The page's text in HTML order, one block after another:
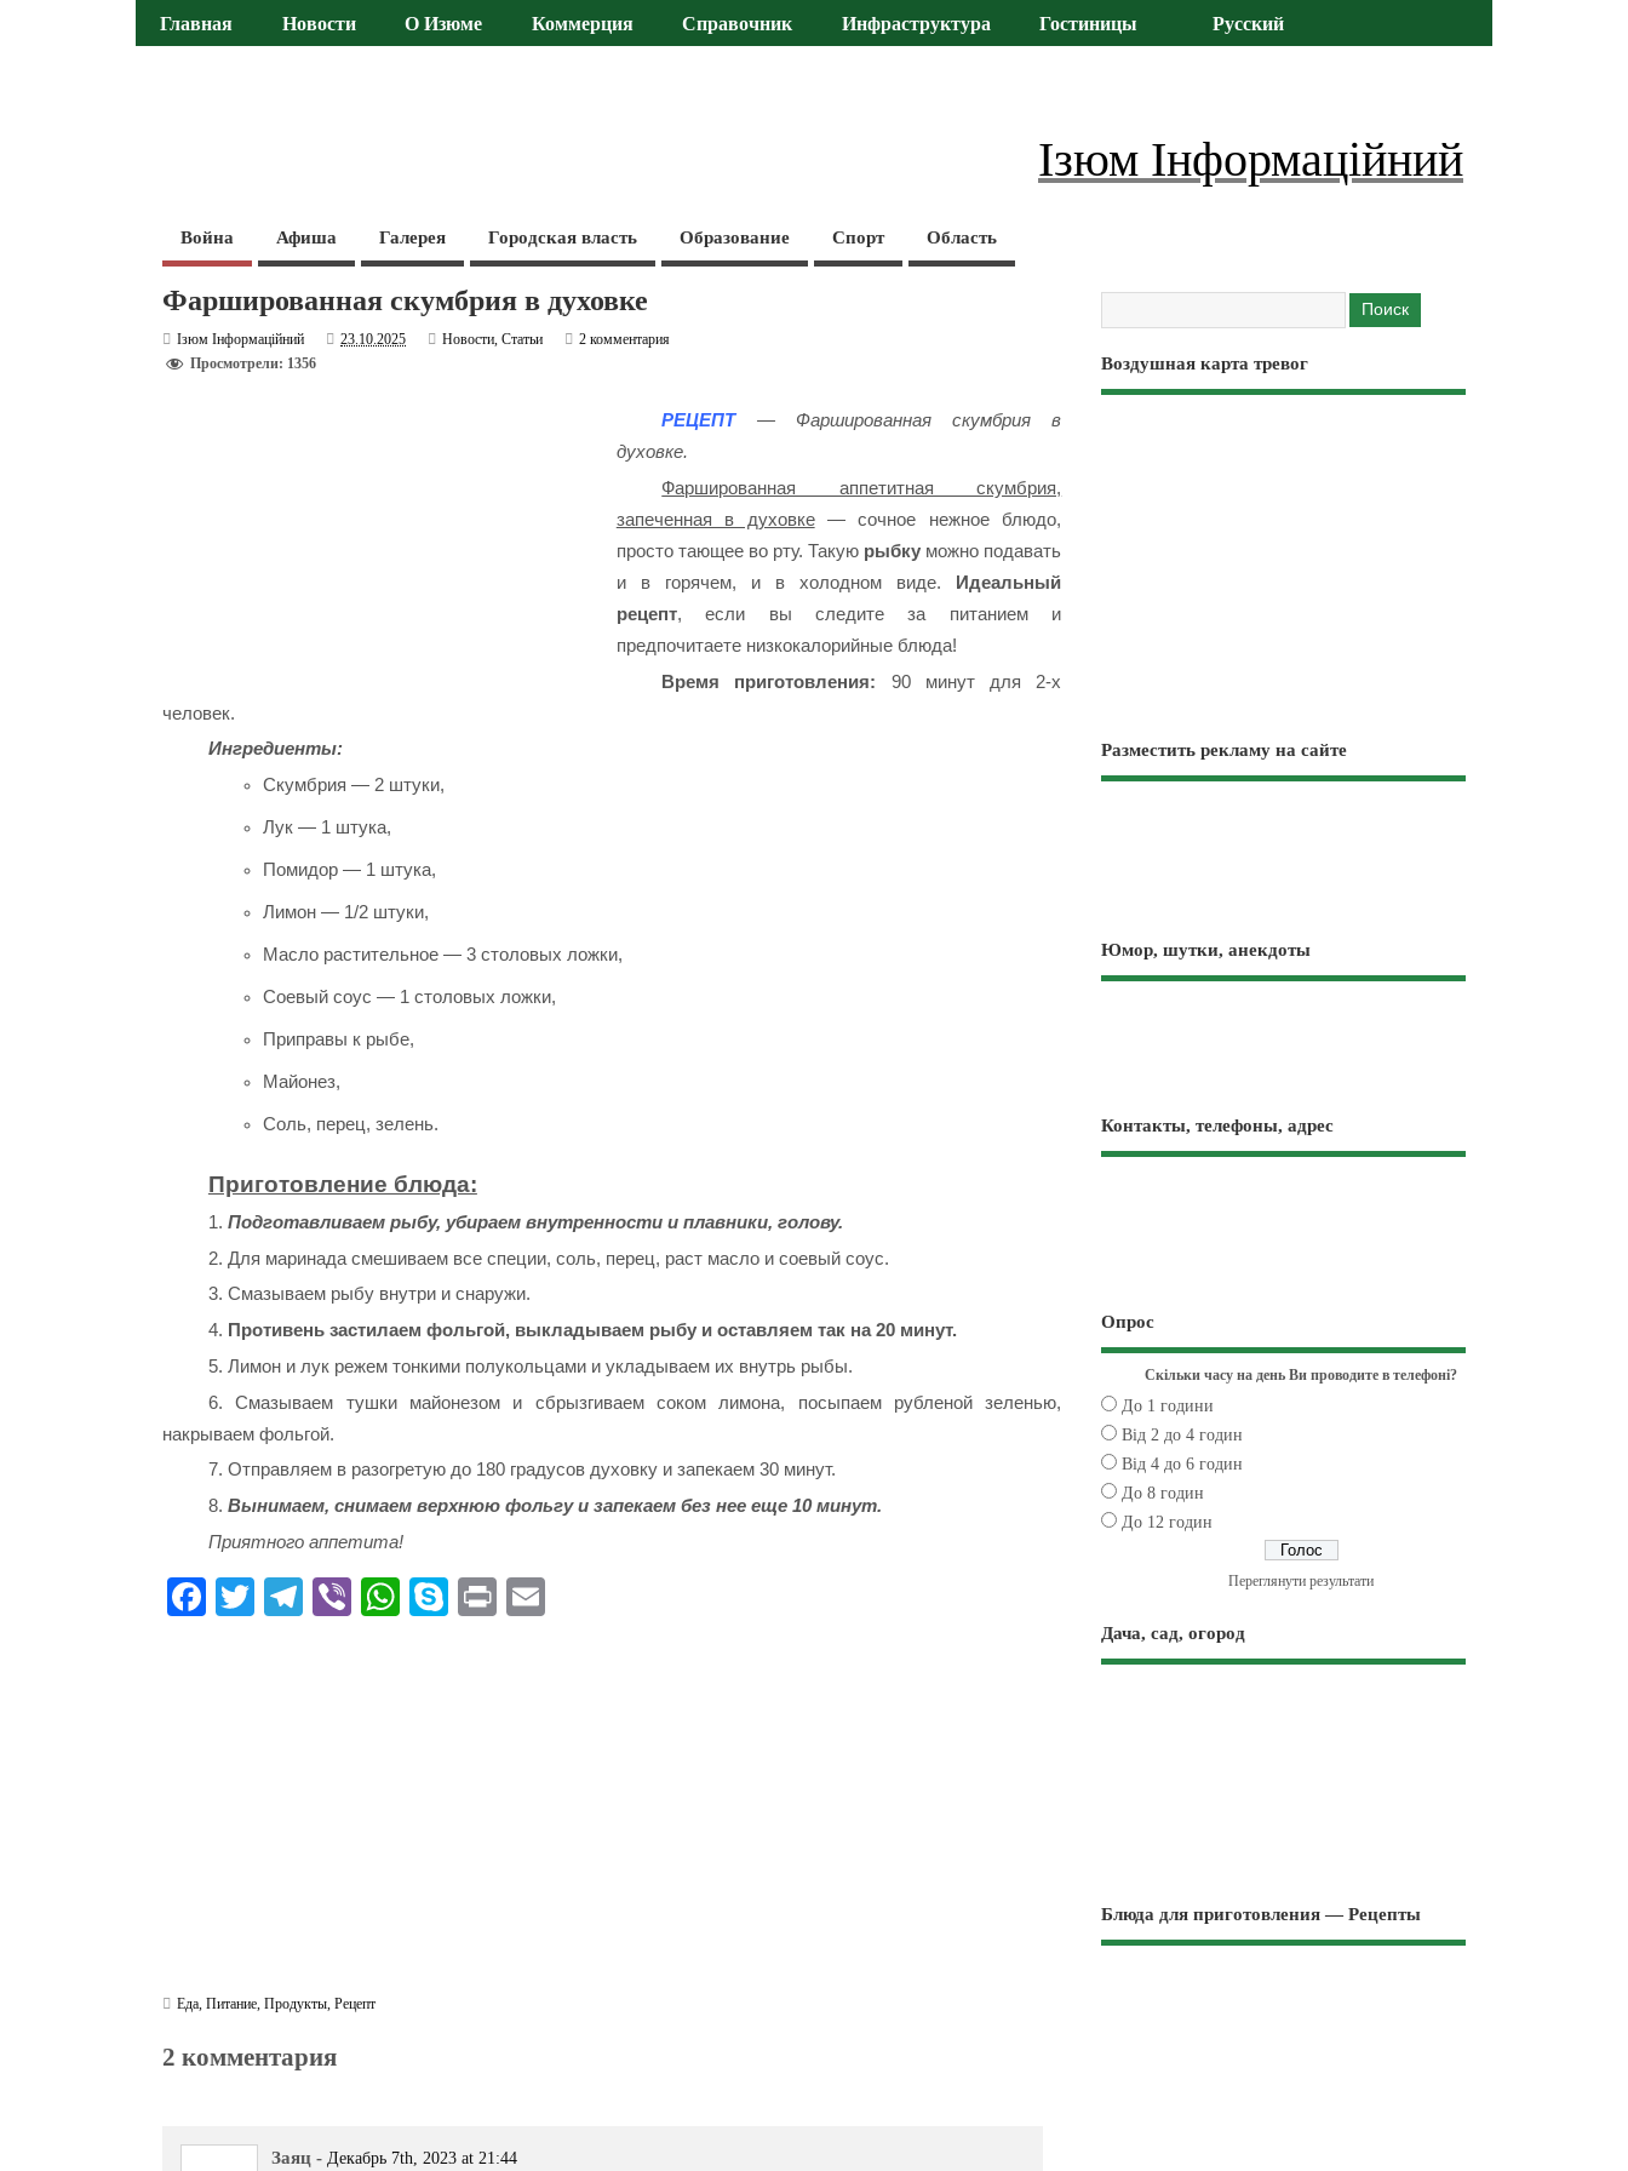
Главная Новости О Изюме Коммерция Справочник Инфраструктура Гостиницы Русский
Ізюм Інформаційний
Война Афиша Галерея Городская власть Образование Спорт Область
Фаршированная скумбрия в духовке
Ізюм Інформаційний 23.10.2025 Новости,Статьи
2 комментария
Просмотрели: 1356
РЕЦЕПТ— Фаршированная скумбрия в
духовке.
Фаршированная аппетитная скумбрия,
запеченная в духовке— сочное нежное блюдо,
просто тающее во рту. Такую рыбку можно подавать
и в горячем, и в холодном виде. Идеальный
рецепт, если вы следите за питанием и
предпочитаете низкокалорийные блюда!
Время приготовления: 90 минут для 2-х
человек.
Ингредиенты:
Скумбрия — 2 штуки,
Лук — 1 штука,
Помидор — 1 штука,
Лимон — 1/2 штуки,
Масло растительное — 3 столовых ложки,
Соевый соус — 1 столовых ложки,
Приправы к рыбе,
Майонез,
Соль, перец, зелень.
Приготовление блюда:
1. Подготавливаем рыбу, убираем внутренности и плавники, голову.
2. Для маринада смешиваем все специи, соль, перец, раст масло и соевый соус.
3. Смазываем рыбу внутри и снаружи.
4. Противень застилаем фольгой, выкладываем рыбу и оставляем так на 20 минут.
5. Лимон и лук режем тонкими полукольцами и укладываем их внутрь рыбы.
6. Смазываем тушки майонезом и сбрызгиваем соком лимона, посыпаем рубленой зеленью,
накрываем фольгой.
7. Отправляем в разогретую до 180 градусов духовку и запекаем 30 минут.
8. Вынимаем, снимаем верхнюю фольгу и запекаем без нее еще 10 минут.
Приятного аппетита!
Fa T
Te Vi
W
S
Pr
Еда,Питание,Продукты,Рецепт
2 комментария
Заяц - Декабрь 7th, 2023 at 21:44
Воздушная карта тревог
Разместить рекламу на сайте
Юмор, шутки, анекдоты
Контакты, телефоны, адрес
Опрос
Скільки часу на день Ви проводите в телефоні?
До 1 години
Від 2 до 4 годин
Від 4 до 6 годин
До 8 годин
До 12 годин
Переглянути результати
Дача, сад, огород
Блюда для приготовления — Рецепты